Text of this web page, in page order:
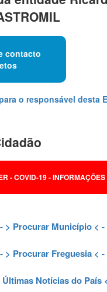
contacto
o responsável desta
- COVID-19 -
- > Procurar Município< -
- > Procurar Freguesia< -
Últimas Notícias do País